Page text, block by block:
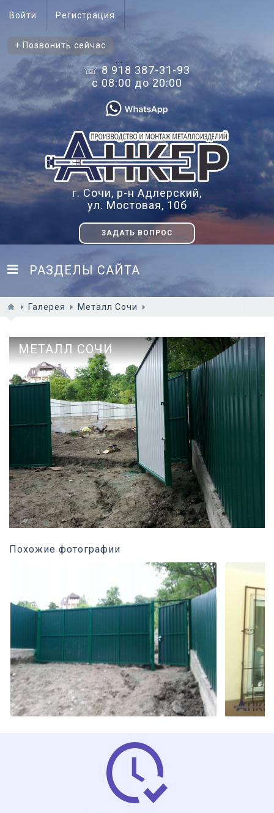
Войти Регистрация
+ Позвонить сейчас
☏ 8 918 387-31-93
с 08:00 до 20:00
г. Сочи, р-н Адлерский,
ул. Мостовая, 10б
ЗАДАТЬ ВОПРОС
РАЗДЕЛЫ САЙТА
Галерея Металл Сочи
МЕТАЛЛ СОЧИ
Похожие фотографии